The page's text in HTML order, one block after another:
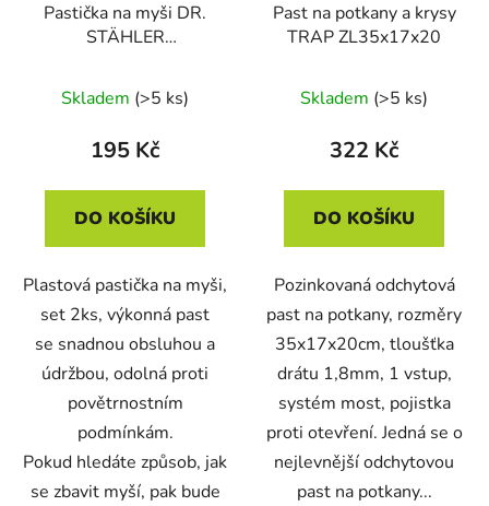
Pastička na myši DR.
STÄHLER
2ks
Skladem (>5 ks)
195 Kč
DO KOŠÍKU
Plastová pastička na myši,
set 2ks, výkonná past
se snadnou obsluhou a
údržbou, odolná proti
povětrnostním
podmínkám.
Pokud hledáte způsob, jak
se zbavit myší, pak bude
Past na potkany a krysy
TRAP ZL35x17x20
Skladem (>5 ks)
322 Kč
DO KOŠÍKU
Pozinkovaná odchytová
past na potkany, rozměry
35x17x20cm, tloušťka
drátu 1,8mm, 1 vstup,
systém most, pojistka
proti otevření. Jedná se o
nejlevnější odchytovou
past na potkany...